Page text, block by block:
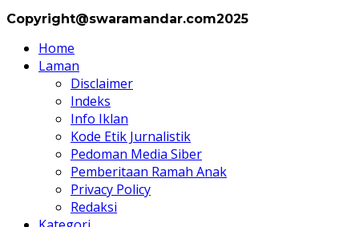
Copyright@swaramandar.com2025
Home
Laman
Disclaimer
Indeks
Info Iklan
Kode Etik Jurnalistik
Pedoman Media Siber
Pemberitaan Ramah Anak
Privacy Policy
Redaksi